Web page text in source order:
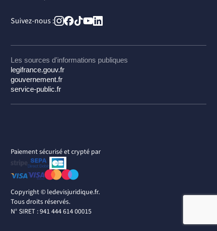
Suivez-nous :
Les sources d'informations publiques
legifrance.gouv.fr
gouvernement.fr
service-public.fr
Paiement sécurisé et crypté par
Copyright © ledevisjuridique.fr.
Tous droits réservés.
N° SIRET : 941 444 614 00015